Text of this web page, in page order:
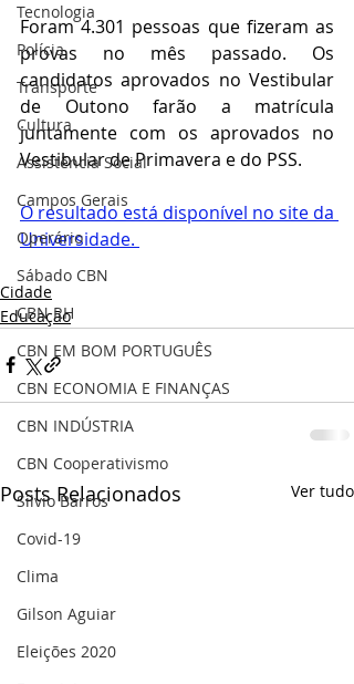
Tecnologia
Polícia
Transporte
Cultura
Assistência Social
Campos Gerais
Operário
Sábado CBN
CBN RH
CBN EM BOM PORTUGUÊS
CBN ECONOMIA E FINANÇAS
CBN INDÚSTRIA
CBN Cooperativismo
Silvio Barros
Covid-19
Clima
Gilson Aguiar
Eleições 2020
Foram 4.301 pessoas que fizeram as
provas no mês passado. Os
candidatos aprovados no Vestibular
de Outono farão a matrícula
juntamente com os aprovados no
Vestibular de Primavera e do PSS.
O resultado está disponível no site da
Universidade.
Cidade
Educação
Posts Relacionados Ver tudo